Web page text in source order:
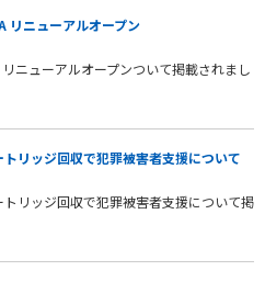
ニューアルオープン
ニューアルオープンついて掲載されまし
リッジ回収で犯罪被害者支援について
リッジ回収で犯罪被害者支援について掲